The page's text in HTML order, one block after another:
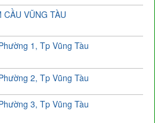
VŨNG TÀU
1, Tp Vũng Tàu
2, Tp Vũng Tàu
3, Tp Vũng Tàu